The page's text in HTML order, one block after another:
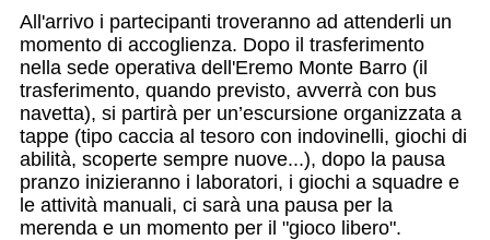
All'arrivo i partecipanti troveranno ad attenderli un
momento di accoglienza. Dopo il trasferimento
nella sede operativa dell'Eremo Monte Barro (il
trasferimento, quando previsto, avverrà con bus
navetta), si partirà per un’escursione organizzata a
tappe (tipo caccia al tesoro con indovinelli, giochi di
abilità, scoperte sempre nuove...), dopo la pausa
pranzo inizieranno i laboratori, i giochi a squadre e
le attività manuali, ci sarà una pausa per la
merenda e un momento per il "gioco libero".